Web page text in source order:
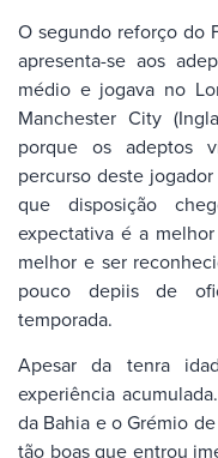
O segundo reforço do
apresenta-se aos
médio e jogava no
Manchester City
porque os adeptos
percurso deste
que disposição
expectativa é a
melhor e ser
pouco depiis de
temporada.
Apesar da tenra
experiência
da Bahia e o Grémio
tão boas que entrou